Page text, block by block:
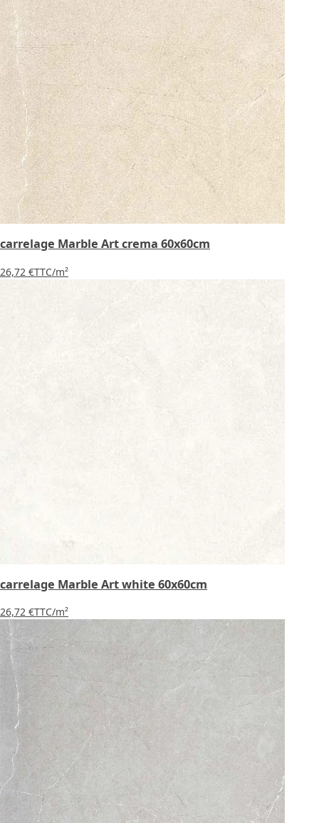
carrelage Marble Art crema 60x60cm
26,72 €TTC/m²
carrelage Marble Art white 60x60cm
26,72 €TTC/m²